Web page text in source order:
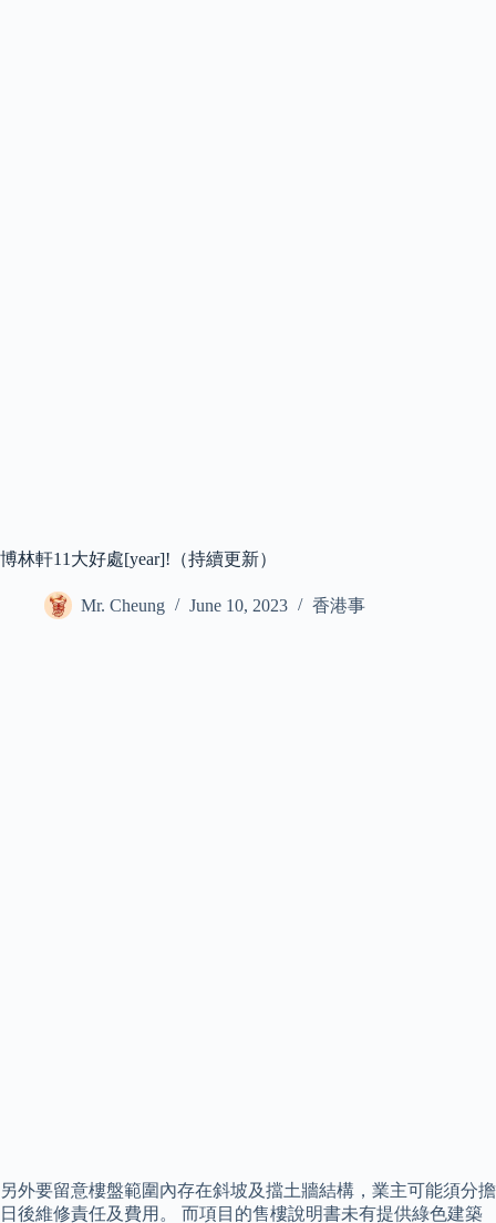
博林軒11大好處[year]!（持續更新）
Mr. Cheung June 10, 2023 香港事
另外要留意樓盤範圍內存在斜坡及擋土牆結構，業主可能須分擔
日後維修責任及費用。 而項目的售樓說明書未有提供綠色建築